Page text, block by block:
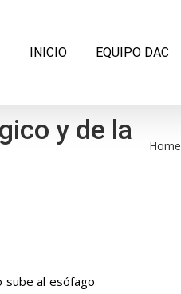
INICIO EQUIPO DAC
y de la
Home
sube al esófago